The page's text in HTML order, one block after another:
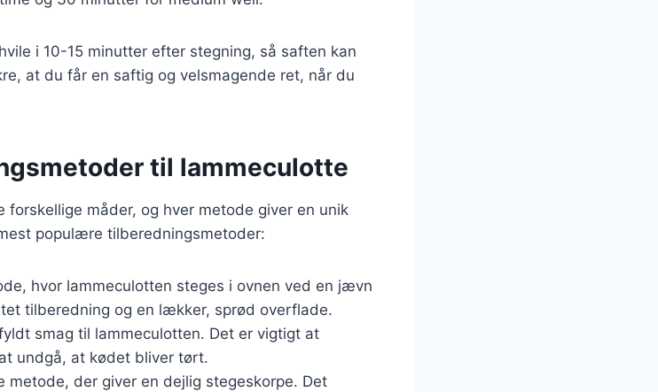
i 10-15 minutter efter stegning, så saften kan
at du får en saftig og velsmagende ret, når du
til lammeculotte
måder, og hver metode giver en unik
populære tilberedningsmetoder:
hvor lammeculotten steges i ovnen ved en jævn
tilberedning og en lækker, sprød overflade.
smag til lammeculotten. Det er vigtigt at
undgå, at kødet bliver tørt.
metode, der giver en dejlig stegeskorpe. Det